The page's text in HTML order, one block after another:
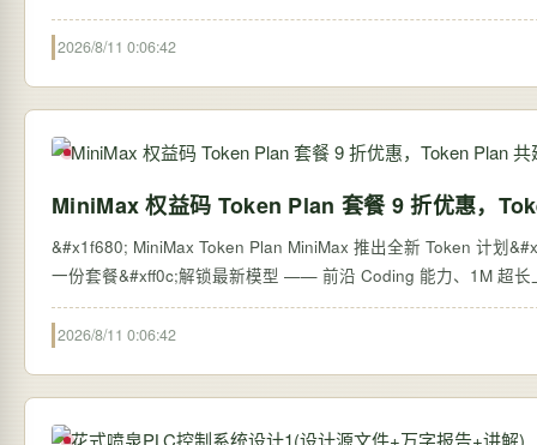
2026/8/11 0:06:42
MiniMax 权益码 Token Plan 套餐 9 折优惠，
&#x1f680; MiniMax Token Plan MiniMax 推出全新 Token 计划
一份套餐&#xff0c;解锁最新模型 —— 前沿 Coding 能力、1M 超
2026/8/11 0:06:42